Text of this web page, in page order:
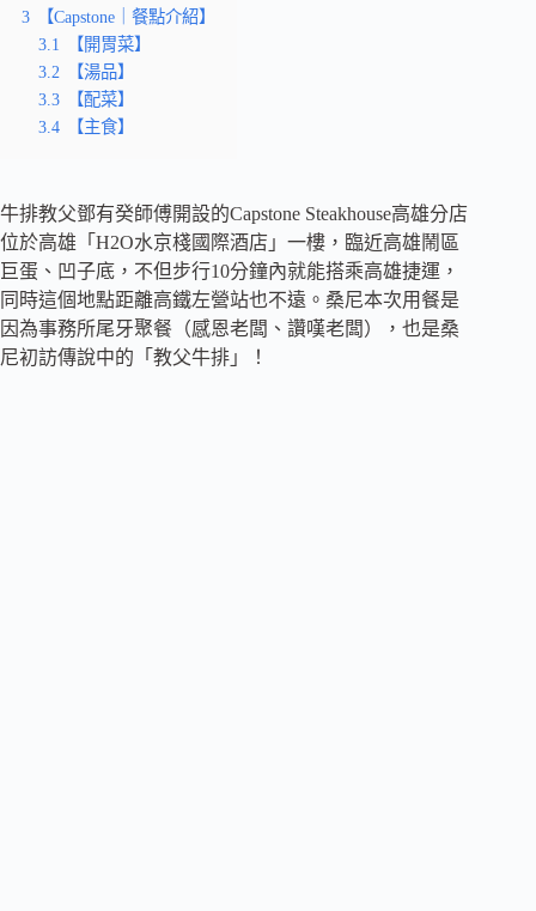
3
【Capstone｜餐點介紹】
3.1
【開胃菜】
3.2
【湯品】
3.3
【配菜】
3.4
【主食】
牛排教父鄧有癸師傅開設的Capstone Steakhouse高雄分店
位於高雄「H2O水京棧國際酒店」一樓，臨近高雄鬧區
巨蛋、凹子底，不但步行10分鐘內就能搭乘高雄捷運，
同時這個地點距離高鐵左營站也不遠。桑尼本次用餐是
因為事務所尾牙聚餐（感恩老闆、讚嘆老闆），也是桑
尼初訪傳說中的「教父牛排」！